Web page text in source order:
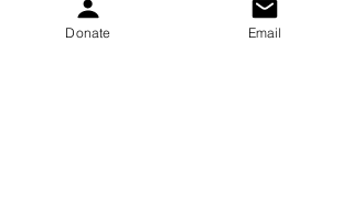
Donate Email